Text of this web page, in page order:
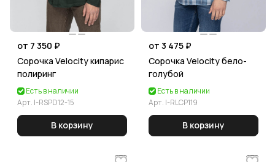
от 7 350 ₽
Сорочка Velocity кипарис
полиринг
Есть в наличии
Арт. I-RSPD12-15
В корзину
от 3 475 ₽
Сорочка Velocity бело-
голубой
Есть в наличии
Арт. I-RLCP119
В корзину